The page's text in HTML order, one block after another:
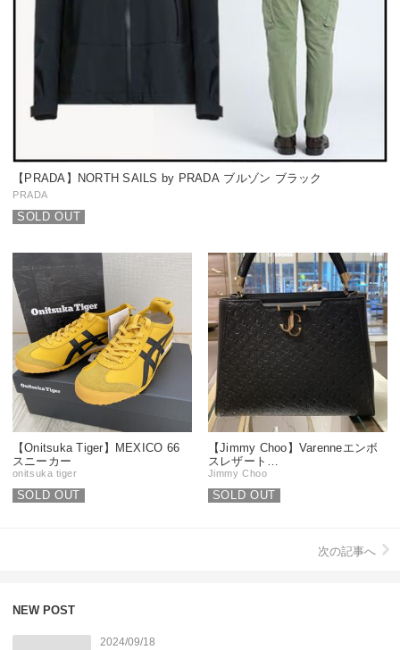
【PRADA】NORTH SAILS by PRADA ブルゾン ブラック
PRADA
SOLD OUT
【Onitsuka Tiger】MEXICO 66
スニーカー
onitsuka tiger
SOLD OUT
【Jimmy Choo】Varenneエンボ
スレザート…
Jimmy Choo
SOLD OUT
次の記事へ
NEW POST
2024/09/18